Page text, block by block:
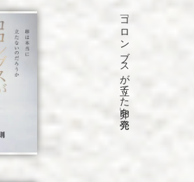
「コロンブスが立てた卵」を発売